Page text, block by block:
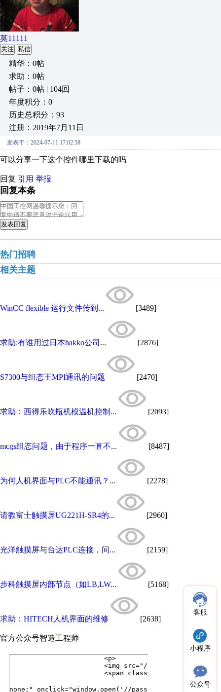
莫11111
关注 私信
精华：0帖
求助：0帖
帖子：0帖 | 104回
年度积分：0
历史总积分：93
注册：2019年7月11日
发表于：2024-07-11 17:02:58
可以分享一下这个控件哪里下载的吗
回复 引用 举报
回复本条
发表回复
热门招聘
相关主题
WinCC flexible 运行文件传到... [3489]
求助:有谁用过日本hakko公司... [2876]
S7300与组态王MPI通讯的问题 [2470]
求助：西得乐吹瓶机模温机控制... [2093]
mcgs组态问题，由于程序一直不... [8487]
为何人机界面与PLC不能通讯？... [2278]
请教富士触摸屏UG221H-SR4的... [2960]
光洋触摸屏与台达PLC连接，问... [2159]
步科触摸屏内部节点（如LB,LW... [5168]
求助：HITECH人机界面的维修 [2638]
官方公众号智造工程师
客服
小程序
公众号